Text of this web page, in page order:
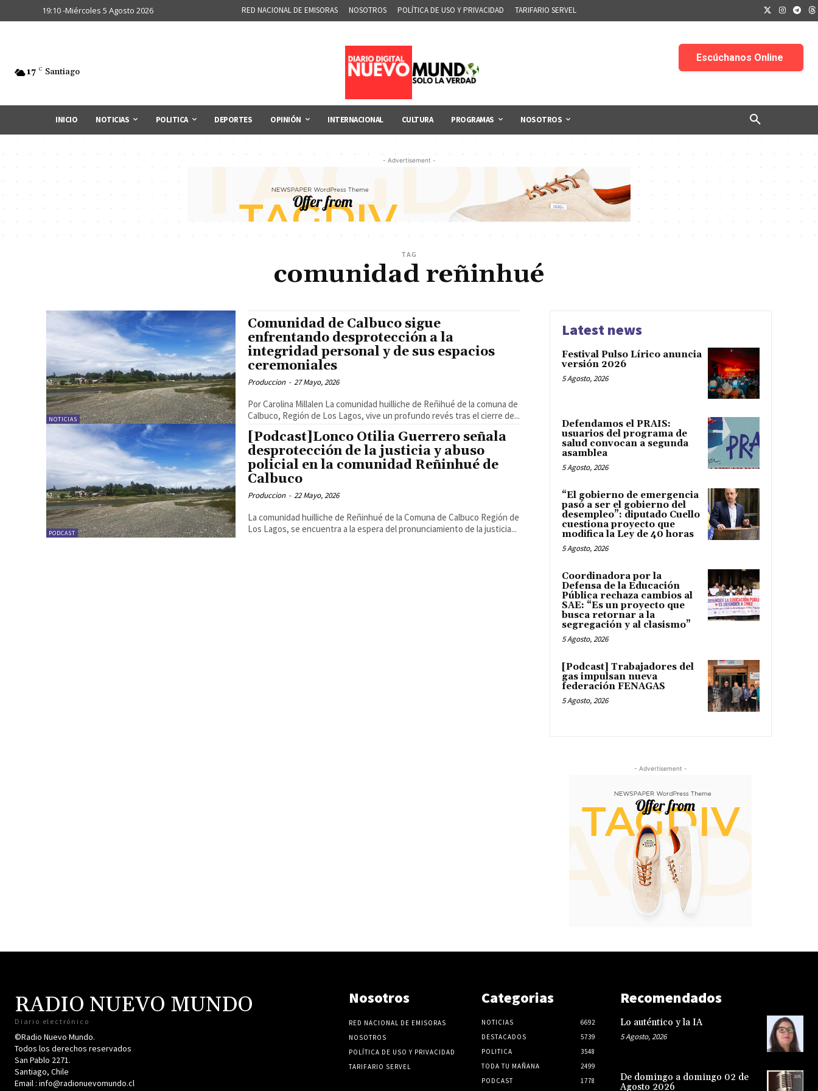
19:10 -Miércoles 5 Agosto 2026 RED NACIONAL DE EMISORAS NOSOTROS POLÍTICA DE USO Y PRIVACIDAD TARIFARIO SERVEL
17 C Santiago
INICIO NOTICIAS POLITICA DEPORTES OPINIÓN INTERNACIONAL CULTURA PROGRAMAS NOSOTROS
- Advertisement -
TAG
comunidad reñinhué
NOTICIAS
Comunidad de Calbuco sigue
enfrentando desprotección a la
integridad personal y de sus espacios
ceremoniales
Produccion - 27 Mayo, 2026
Por Carolina Millalen La comunidad huilliche de Reñihué de la comuna de
Calbuco, Región de Los Lagos, vive un profundo revés tras el cierre de...
PODCAST
[Podcast]Lonco Otilia Guerrero señala
desprotección de la justicia y abuso
policial en la comunidad Reñinhué de
Calbuco
Produccion - 22 Mayo, 2026
La comunidad huilliche de Reñinhué de la Comuna de Calbuco Región de
Los Lagos, se encuentra a la espera del pronunciamiento de la justicia...
Latest news
Festival Pulso Lírico anuncia
versión 2026
5 Agosto, 2026
Defendamos el PRAIS:
usuarios del programa de
salud convocan a segunda
asamblea
5 Agosto, 2026
“El gobierno de emergencia
pasó a ser el gobierno del
desempleo”: diputado Cuello
cuestiona proyecto que
modifica la Ley de 40 horas
5 Agosto, 2026
Coordinadora por la
Defensa de la Educación
Pública rechaza cambios al
SAE: “Es un proyecto que
busca retornar a la
segregación y al clasismo”
5 Agosto, 2026
[Podcast] Trabajadores del
gas impulsan nueva
federación FENAGAS
5 Agosto, 2026
- Advertisement -
RADIO NUEVO MUNDO
Diario electrónico
©Radio Nuevo Mundo.
Todos los derechos reservados
San Pablo 2271.
Santiago, Chile
Email : info@radionuevomundo.cl
Nosotros
RED NACIONAL DE EMISORAS
NOSOTROS
POLÍTICA DE USO Y PRIVACIDAD
TARIFARIO SERVEL
Categorias
NOTICIAS
6692
DESTACADOS
5739
POLITICA
3548
TODA TU MAÑANA
2499
PODCAST
1778
Recomendados
Lo auténtico y la IA
5 Agosto, 2026
De domingo a domingo 02 de
Agosto 2026